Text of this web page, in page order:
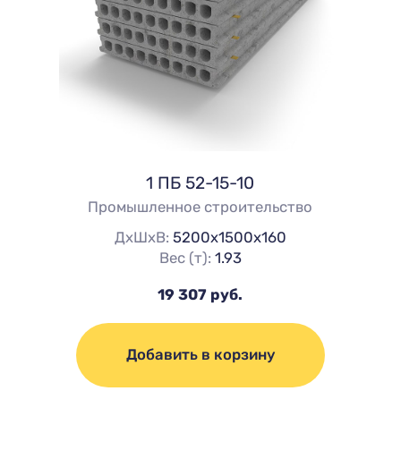
1 ПБ 52-15-10
Промышленное строительство
ДхШхВ: 5200х1500х160
Вес (т): 1.93
19 307 руб.
Добавить в корзину